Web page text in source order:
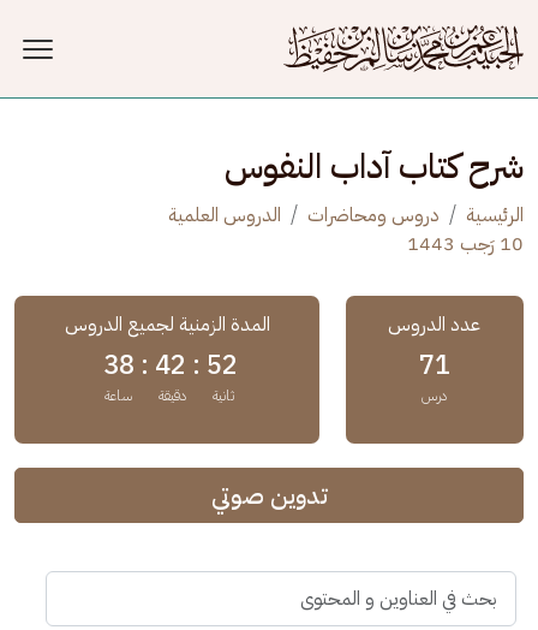
شرح كتاب آداب النفوس
الرئيسية دروس ومحاضرات
الدروس العلمية
10 رَجب 1443
عدد الدروس
71
درس
المدة الزمنية لجميع الدروس
52 :
ثانية
42 :
دقيقة
38
ساعة
تدوين صوتي